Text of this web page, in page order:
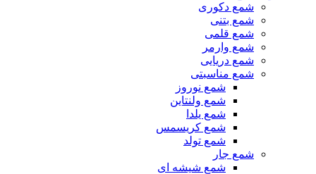
شمع دکوری
شمع بتنی
شمع قلمی
شمع وارمر
شمع دریایی
شمع مناسبتی
شمع نوروز
شمع ولنتاین
شمع یلدا
شمع کریسمس
شمع تولد
شمع جار
شمع شیشه ای